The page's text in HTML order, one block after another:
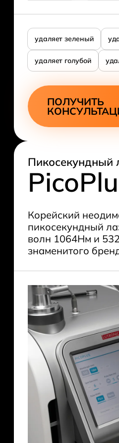
удаляет зеленый
удаляет голубой
ПОЛУЧИТЬ
Пикосекундный
Корейский
пикосекундный
волн 1064Нм и
знаменитого